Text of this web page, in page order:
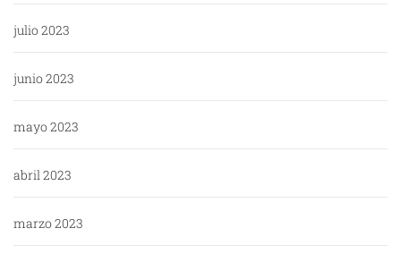
julio 2023
junio 2023
mayo 2023
abril 2023
marzo 2023